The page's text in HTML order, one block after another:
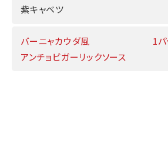
紫キャベツ
バーニャカウダ風
アンチョビガーリックソース
1パ